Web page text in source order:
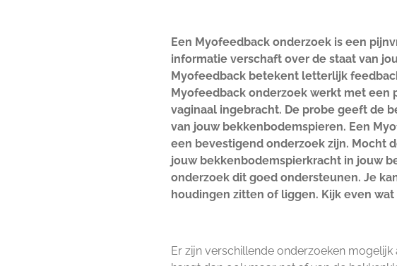
Een Myofeedback onderzoek is een
informatie verschaft over de staat van
Myofeedback betekent letterlijk
Myofeedback onderzoek werkt met een
vaginaal ingebracht. De probe geeft de
van jouw bekkenbodemspieren. Een
een bevestigend onderzoek zijn. Mocht
jouw bekkenbodemspierkracht in jouw
onderzoek dit goed ondersteunen. Je
houdingen zitten of liggen. Kijk even
Er zijn verschillende onderzoeken